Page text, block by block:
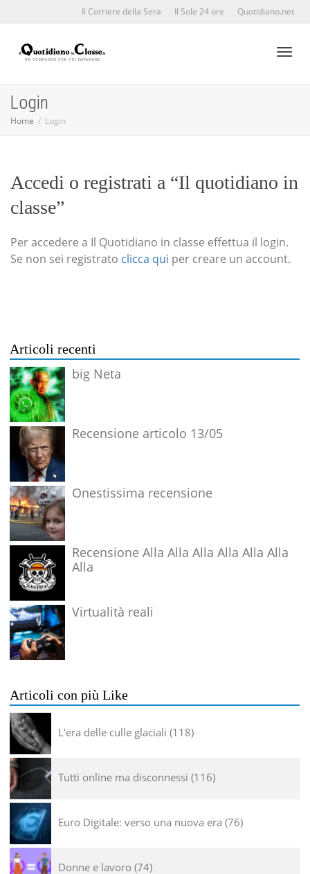
Il Corriere della Sera Il Sole 24 ore Quotidiano.net
Login
Home Login
Accedi o registrati a “Il quotidiano in
classe”
Per accedere a Il Quotidiano in classe effettua il login.
Se non sei registrato clicca qui per creare un account.
Articoli recenti
big Neta
Recensione articolo 13/05
Onestissima recensione
Recensione Alla Alla Alla Alla Alla Alla
Alla
Virtualità reali
Articoli con più Like
L’era delle culle glaciali 118
Tutti online ma disconnessi 116
Euro Digitale: verso una nuova era 76
Donne e lavoro 74